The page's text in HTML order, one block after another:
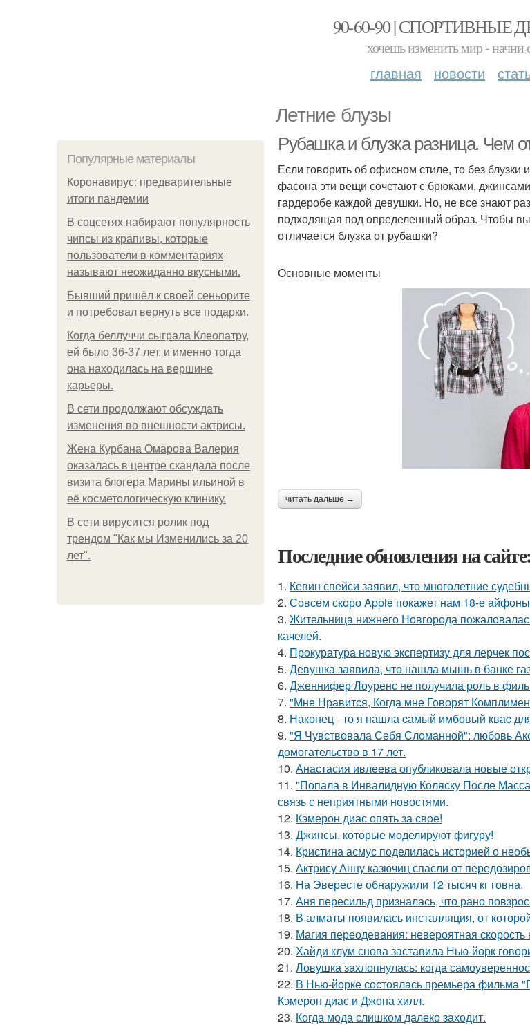
90-60-90 | СПОРТИВНЫЕ
хочешь изменить мир - начни
главная новости
Летние блузы
Популярные материалы
Коронавирус: предварительные
итоги пандемии
В соцсетях набирают популярность
чипсы из крапивы, которые
пользователи в комментариях
называют неожиданно вкусными.
Бывший пришёл к своей сеньорите
и потребовал вернуть все подарки.
Когда беллуччи сыграла Клеопатру,
ей было 36-37 лет, и именно тогда
она находилась на вершине
карьеры.
В сети продолжают обсуждать
изменения во внешности актрисы.
Жена Курбана Омарова Валерия
оказалась в центре скандала после
визита блогера Марины ильиной в
её косметологическую клинику.
В сети вирусится ролик под
трендом "Как мы Изменились за 20
лет".
Рубашка и блузка разница. Чем
Если говорить об офисном стиле, то без
фасона эти вещи сочетают с брюками,
гардеробе каждой девушки. Но, не все знают
подходящая под определенный образ. Чтобы
отличается блузка от рубашки?
Основные моменты
читать дальше →
Последние обновления на сайте:
1. Кевин спейси заявил, что многолетние
2. Совсем скоро Apple покажет нам 18-е
3. Жительница нижнего Новгорода
качелей.
4. Прокуратура новую экспертизу для лерчек
5. Девушка заявила, что нашла мышь в банке
6. Дженнифер Лоуренс не получила роль в
7. "Мне Нравится, Когда мне Говорят
8. Наконец - то я нашла cамый имбовый кваc
9. "Я Чувствовала Себя Сломанной": любовь
домогательство в 17 лет.
10. Анастасия ивлеева опубликовала новые
11. "Попала в Инвалидную Коляску После
связь с неприятными новостями.
12. Кэмерон диас опять за свое!
13. Джинсы, которые моделируют фигуру!
14. Кристина асмус поделилась историей о
15. Актрису Анну казючиц спасли от
16. На Эвересте обнаружили 12 тысяч кг говна.
17. Аня пересильд призналась, что рано
18. В алматы появилась инсталляция, от
19. Магия переодевания: невероятная скорость
20. Хайди клум снова заставила Нью-йорк
21. Ловушка захлопнулась: когда
22. В Нью-йорке состоялась премьера фильма
Кэмерон диас и Джона хилл.
23. Когда мода слишком далеко заходит.